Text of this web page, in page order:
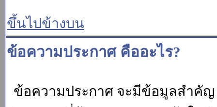
ขึ้นไปข้างบน
ข้อความประกาศ คืออะไร?
ข้อความประกาศ จะมีข้อมูลสำคั